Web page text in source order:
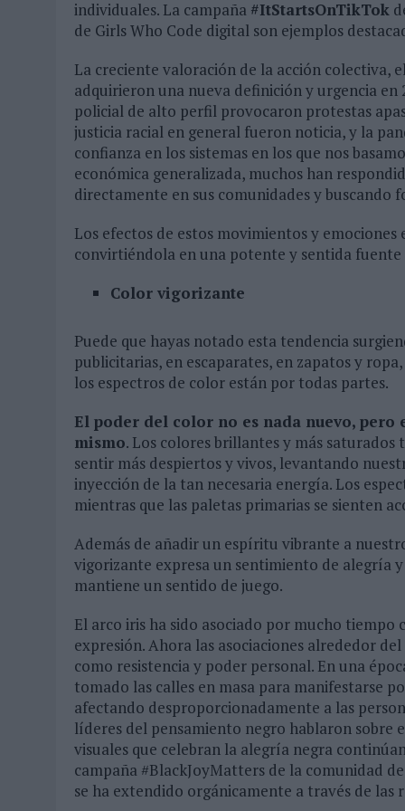
individuales. La campaña #ItStartsOnTikTok
de Girls Who Code digital son ejemplos
La creciente valoración de la acción
adquirieron una nueva definición y urgencia
policial de alto perfil provocaron protestas
justicia racial en general fueron noticia, y la
confianza en los sistemas en los que nos
económica generalizada, muchos han
directamente en sus comunidades y
Los efectos de estos movimientos y
convirtiéndola en una potente y sentida fuente
Color vigorizante
Puede que hayas notado esta tendencia
publicitarias, en escaparates, en zapatos y
los espectros de color están por todas partes.
El poder del color no es nada nuevo, pero
mismo. Los colores brillantes y más
sentir más despiertos y vivos, levantando
inyección de la tan necesaria energía. Los
mientras que las paletas primarias se sienten
Además de añadir un espíritu vibrante a
vigorizante expresa un sentimiento de alegría
mantiene un sentido de juego.
El arco iris ha sido asociado por mucho
expresión. Ahora las asociaciones alrededor
como resistencia y poder personal. En una
tomado las calles en masa para manifestarse
afectando desproporcionadamente a las
líderes del pensamiento negro hablaron sobre
visuales que celebran la alegría negra
campaña #BlackJoyMatters de la comunidad
se ha extendido orgánicamente a través de las